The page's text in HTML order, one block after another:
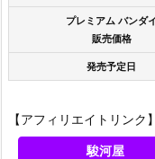
プレミアム バンダ
販売価格
発売予定日
【アフィリエイトリンク
駿河屋